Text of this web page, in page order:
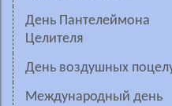
день Пантелеймона
Целителя
День воздушных
Международный день